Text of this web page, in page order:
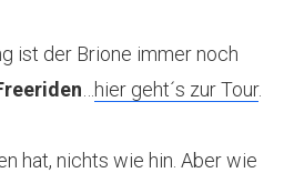
ist der Brione immer noch
hier geht´s zur Tour.
hat, nichts wie hin. Aber wie